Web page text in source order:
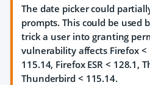
The date picker could
prompts. This could be used
trick a user into granting
vulnerability affects Firefox <
115.14, Firefox ESR < 128.1,
Thunderbird < 115.14.